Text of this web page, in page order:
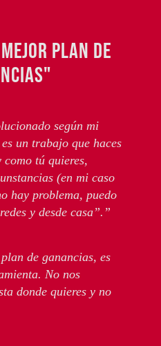
PLAN DE
según mi
un trabajo que haces
como tú quieres,
(en mi caso
hay problema, puedo
y desde casa”.”
de ganancias, es
No nos
donde quieres y no